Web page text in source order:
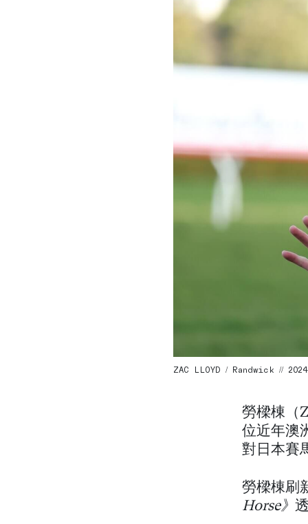
ZAC LLOYD / Randwick //
勞樑棟（
位近年澳
對日本賽
勞樑棟刷
Horse》